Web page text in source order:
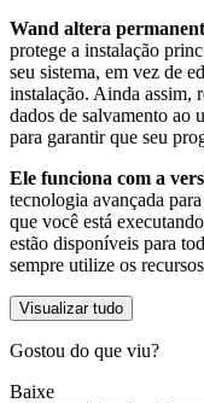
Wand altera
protege a instalação
seu sistema, em vez de
instalação. Ainda assim,
dados de salvamento ao
para garantir que seu
Ele funciona com a
tecnologia avançada
que você está
estão disponíveis para
sempre utilize os
Visualizar tudo
Gostou do que viu?
Baixe